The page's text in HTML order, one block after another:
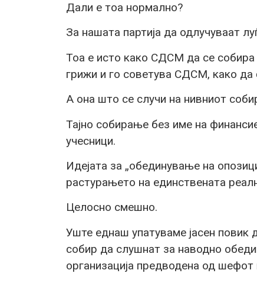
Дали е тоа нормално?
За нашата партија да одлучуваат
Тоа е исто како СДСМ да се
грижи и го советува СДСМ, како да
А она што се случи на нивниот
Тајно собирање без име на
учесници.
Идејата за „обединување на
растурањето на единствената
Целосно смешно.
Уште еднаш упатуваме јасен повик
собир да слушнат за наводно
организација предводена од